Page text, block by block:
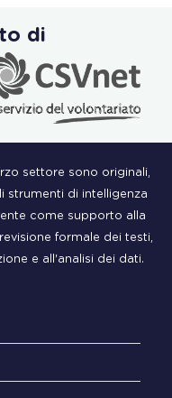
di
settore sono originali,
strumenti di intelligenza
come supporto alla
formale dei testi,
e all'analisi dei dati.